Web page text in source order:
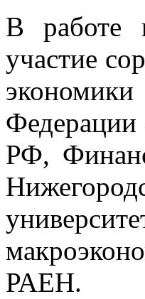
В работе
участие
РФ,
РАЕН.